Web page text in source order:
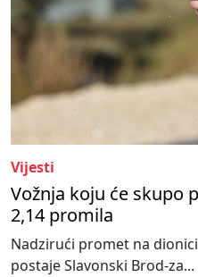
Vijesti
Vožnja koju će skupo
2,14 promila
Nadzirući promet na
postaje Slavonski Brod-za...